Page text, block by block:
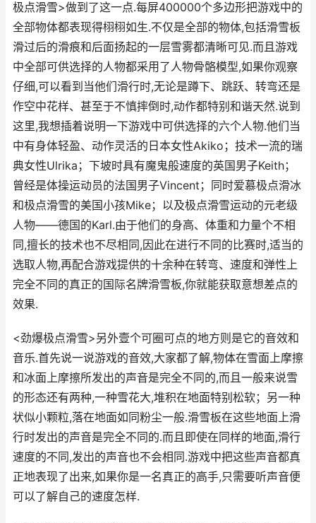
极点滑雪>做到了这一点.每屏400000个多边形把游戏中的
全部物体都表现得栩栩如生.不仅是全部的物体,包括滑雪板
滑过后的滑痕和后面扬起的一层雪雾都清晰可见.而且游戏
中全部可供选择的人物都采用了人物骨骼模型,如果你观察
仔细,可以看到当他们滑行时,无论是蹲下、跳跃、转弯还是
作空中花样、甚至于不慎摔倒时,动作都特别和谐天然.说到
这里,我想插着说明一下游戏中可供选择的六个人物.他们当
中有身体轻盈、动作灵活的日本女性Akiko；技术一流的瑞
典女性Ulrika；下坡时具有魔鬼般速度的英国男子Keith；
曾经是体操运动员的法国男子Vincent；同时爱慕极点滑冰
和极点滑雪的美国小孩Mike；以及极点滑雪运动的元老级
人物——德国的Karl.由于他们的身高、体重和力量个不相
同,擅长的技术也不尽相同,因此在进行不同的比赛时,适当的
选取人物,再配合游戏提供的十余种在转弯、速度和弹性上
完全不同的真正的国际名牌滑雪板,你就能获取意想差点的
效果.
<劲爆极点滑雪>另外壹个可圈可点的地方则是它的音效和
音乐.首先说一说游戏的音效,大家都了解,物体在雪面上摩擦
和冰面上摩擦所发出的声音是完全不同的,而且一般来说雪
的形态还有两种,一种雪花大,堆积在地面特别松软；另一种
状似小颗粒,落在地面如同粉尘一般.滑雪板在这些地面上滑
行时发出的声音是完全不同的.而且即使在同样的地面,滑行
速度的不同,发出的声音也不会相同.游戏中把这些声音都真
正地表现了出来,如果你是一名真正的高手,只需要听声音便
可以了解自己的速度怎样.